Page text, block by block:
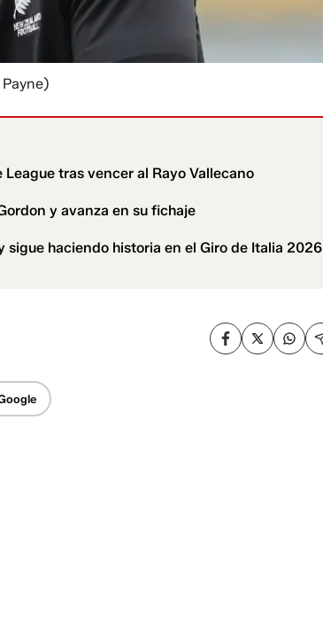
tras vencer al Rayo Vallecano
y avanza en su fichaje
haciendo historia en el Giro de Italia 2026